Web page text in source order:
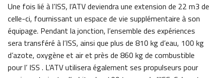
Une fois lié à l’ISS, l’ATV deviendra une extension de 22 m3 de
celle-ci, fournissant un espace de vie supplémentaire à son
équipage. Pendant la jonction, l’ensemble des expériences
sera transféré à l’ISS, ainsi que plus de 810 kg d’eau, 100 kg
d’azote, oxygène et air et près de 860 kg de combustible
pour l’ ISS . L’ATV utilisera également ses propulseurs pour